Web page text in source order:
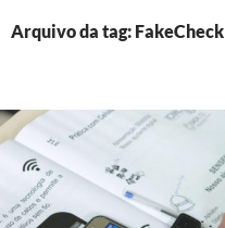
Arquivo da tag: FakeCheck